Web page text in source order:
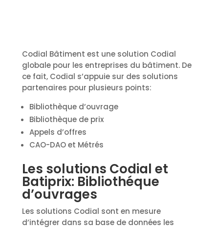
Codial Bâtiment est une solution Codial
globale pour les entreprises du bâtiment. De
ce fait, Codial s’appuie sur des solutions
partenaires pour plusieurs points:
Bibliothèque d’ouvrage
Bibliothèque de prix
Appels d’offres
CAO-DAO et Métrés
Les solutions Codial et
Batiprix: Bibliothéque
d’ouvrages
Les solutions Codial sont en mesure
d’intégrer dans sa base de données les